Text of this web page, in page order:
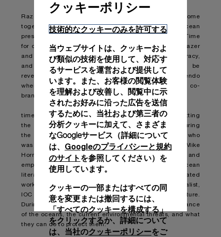
Razer and luxury watch manufacturer, Panerai, have come
together under a shared commitment to advancing ocean
preservation, and rallied RazerCon viewers to Make Time
for our Ocean. As part of this year long campaign, Razer
and Panerai have committed to enhancing ocean literacy,
and will be supporting a cause together that will be
revealed in March 2022. The keynote came to a crescendo
when it was also announced that a limited-edition, co-
branded
time piece made from sustainable material will be hitting
the market in 2022. Making a special appearance during
the keynote was Panerai’s CEO Jean-Marc Pontroue who
was joined by the brand’s sustainability ambassadors, Mike
Horn, Jeremy Jauncey, and Li Yifeng, to inspire and
empower viewers to protect the oceans. The topic of ocean
literacy was further expanded upon in a dedicated
workshop led by Francesca Santoro, Programme Specialist,
IOC UNESCO Regional Bureau for Science and Culture.
During the workshop, viewers learned about the importance
of the oceans, the current environmental threats, and what
they can do to protect them.
クッキーポリシー
技術的なクッキーのみを許可する
当ウェブサイトは、クッキーおよ
び類似の技術を使用して、対応す
るサービスを運営および提供して
います。また、お客様の閲覧体験
を理解および改善し、閲覧中に示
されたお好みに沿った広告を送信
するために、当社および第三者の
分析クッキーに加えて、さまざま
なGoogleサービス（詳細について
は、 Googleのプライバシーと規約
のサイト を参照してください）を
使用しています。
クッキーの一部またはすべての同
意を変更または撤回するには、
「すべてのクッキーを構成する」
をクリックするか、詳細について
は、当社のクッキーポリシーをご